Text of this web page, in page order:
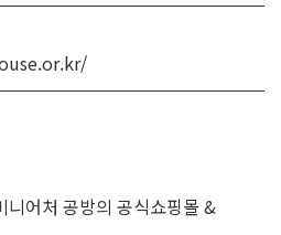
니어처 공방의 공식쇼핑몰 &